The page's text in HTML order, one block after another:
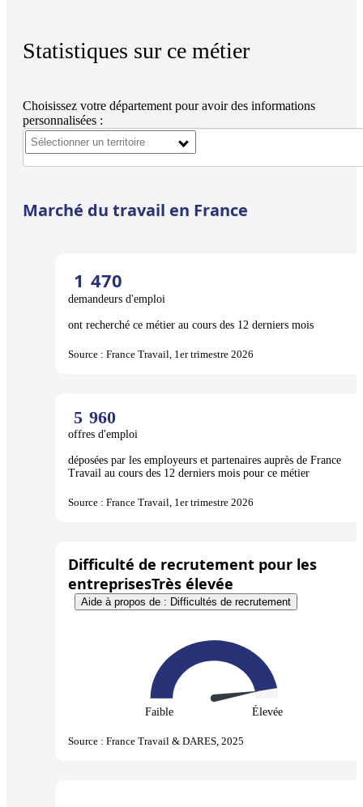
Statistiques sur ce métier
Choisissez votre département pour avoir des informations
personnalisées :
Marché du travail en France
1 470
demandeurs d'emploi
ont recherché ce métier au cours des 12 derniers mois
Source : France Travail, 1er trimestre 2026
5 960
offres d'emploi
déposées par les employeurs et partenaires auprès de France
Travail au cours des 12 derniers mois pour ce métier
Source : France Travail, 1er trimestre 2026
Difficulté de recrutement pour les
entreprisesTrès élevée
Aide à propos de : Difficultés de recrutement
Faible Élevée
Source : France Travail & DARES, 2025